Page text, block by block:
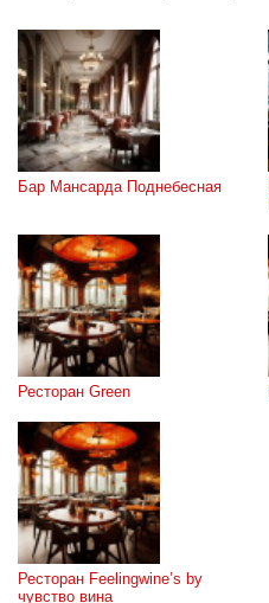
Бар Мансарда Поднебесная
Ресторан Green
Ресторан Feelingwine’s by
чувство вина